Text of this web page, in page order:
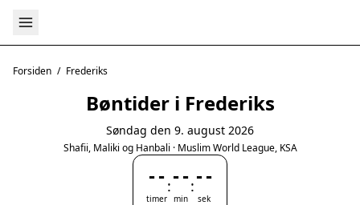
Forsiden / Frederiks
Bøntider i Frederiks
Søndag den 9. august 2026
Shafii, Maliki og Hanbali · Muslim World League, KSA
--
timer
:--
min
:--
sek